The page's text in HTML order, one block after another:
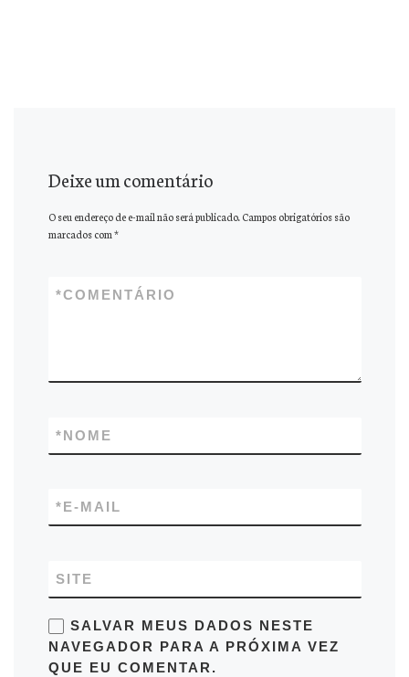
Deixe um comentário
O seu endereço de e-mail não será publicado. Campos obrigatórios são
marcados com*
COMENTÁRIO
*
NOME
*
E-MAIL
*
SITE
SALVAR MEUS DADOS NESTE
NAVEGADOR PARA A PRÓXIMA VEZ
QUE EU COMENTAR.